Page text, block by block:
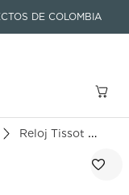
DE COLOMBIA
Reloj Tissot Classic Dream T129.410.22.013.00
MÁS BUSCADOS